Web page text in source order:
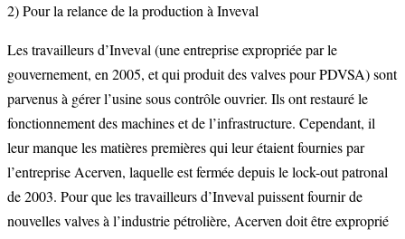
2) Pour la relance de la production à Inveval
Les travailleurs d’Inveval (une entreprise expropriée par le
gouvernement, en 2005, et qui produit des valves pour PDVSA) sont
parvenus à gérer l’usine sous contrôle ouvrier. Ils ont restauré le
fonctionnement des machines et de l’infrastructure. Cependant, il
leur manque les matières premières qui leur étaient fournies par
l’entreprise Acerven, laquelle est fermée depuis le lock-out patronal
de 2003. Pour que les travailleurs d’Inveval puissent fournir de
nouvelles valves à l’industrie pétrolière, Acerven doit être exproprié